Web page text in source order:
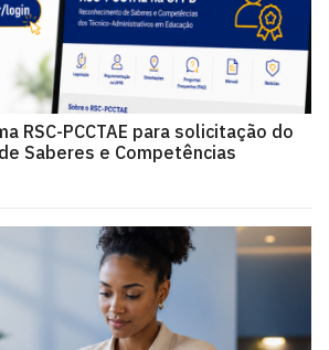
RSC-PCCTAE para solicitação do
Saberes e Competências